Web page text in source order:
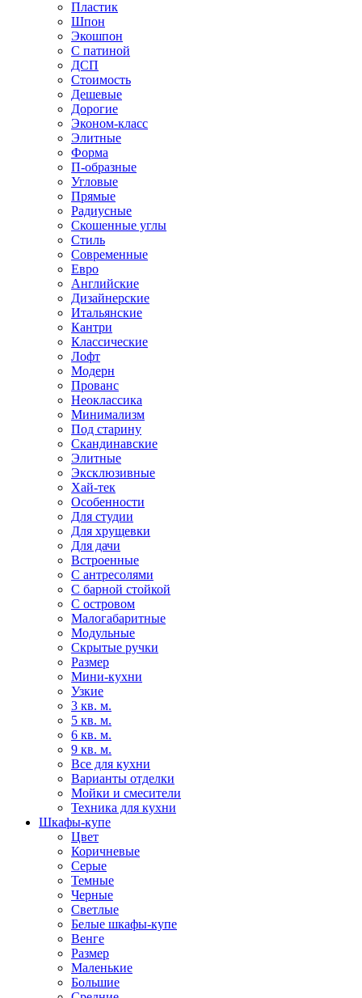
Пластик
Шпон
Экошпон
С патиной
ДСП
Стоимость
Дешевые
Дорогие
Эконом-класс
Элитные
Форма
П-образные
Угловые
Прямые
Радиусные
Скошенные углы
Стиль
Современные
Евро
Английские
Дизайнерские
Итальянские
Кантри
Классические
Лофт
Модерн
Прованс
Неоклассика
Минимализм
Под старину
Скандинавские
Элитные
Эксклюзивные
Хай-тек
Особенности
Для студии
Для хрущевки
Для дачи
Встроенные
С антресолями
С барной стойкой
С островом
Малогабаритные
Модульные
Скрытые ручки
Размер
Мини-кухни
Узкие
3 кв. м.
5 кв. м.
6 кв. м.
9 кв. м.
Все для кухни
Варианты отделки
Мойки и смесители
Техника для кухни
Шкафы-купе
Цвет
Коричневые
Серые
Темные
Черные
Светлые
Белые шкафы-купе
Венге
Размер
Маленькие
Большие